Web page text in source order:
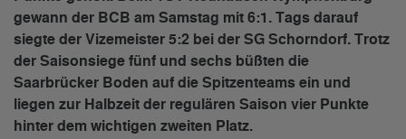
gewann der BCB am Samstag mit 6:1. Tags darauf
siegte der Vizemeister 5:2 bei der SG Schorndorf. Trotz
der Saisonsiege fünf und sechs büßten die
Saarbrücker Boden auf die Spitzenteams ein und
liegen zur Halbzeit der regulären Saison vier Punkte
hinter dem wichtigen zweiten Platz.